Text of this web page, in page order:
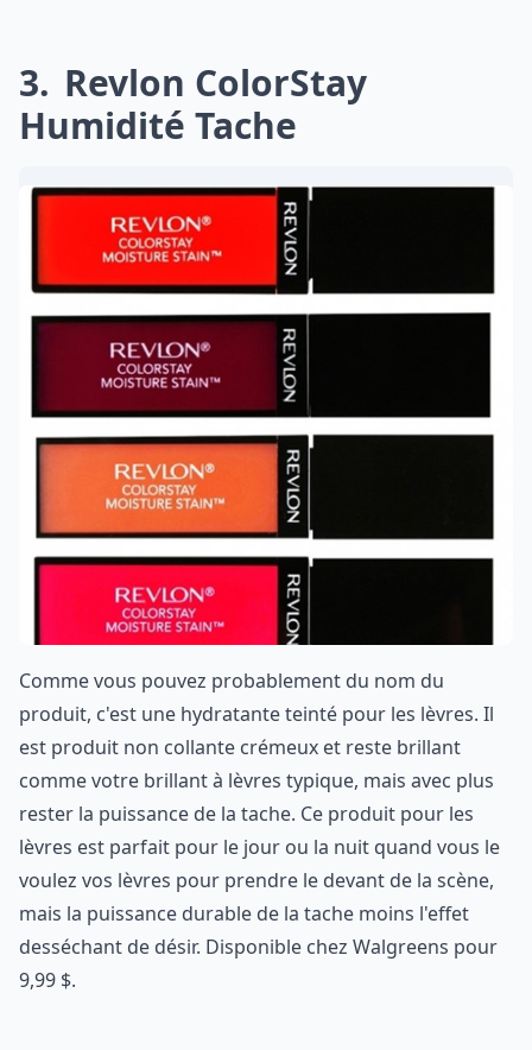
3 Revlon ColorStay
Humidité Tache
Comme vous pouvez probablement du nom du
produit, c'est une hydratante teinté pour les lèvres. Il
est produit non collante crémeux et reste brillant
comme votre brillant à lèvres typique, mais avec plus
rester la puissance de la tache. Ce produit pour les
lèvres est parfait pour le jour ou la nuit quand vous le
voulez vos lèvres pour prendre le devant de la scène,
mais la puissance durable de la tache moins l'effet
desséchant de désir. Disponible chez Walgreens pour
9,99 $.